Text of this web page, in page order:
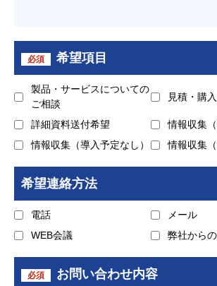
必須 希望項目
製品・サービスについての
ご相談
見積・購
詳細資料送付希望
情報収集
情報収集（導入予定なし）
情報収集（
希望連絡方法
電話
メール
WEB会議
弊社から
必須 お問い合わせ内容